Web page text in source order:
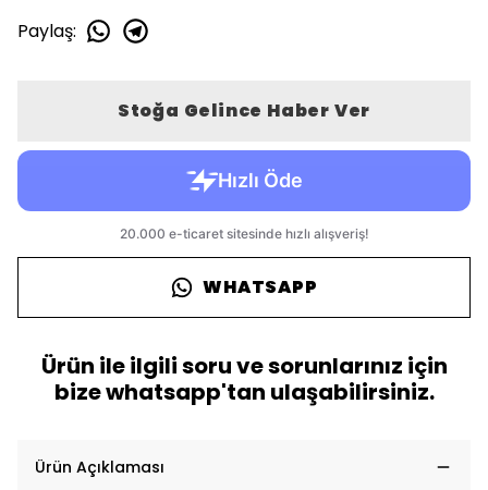
Paylaş:
Stoğa Gelince Haber Ver
WHATSAPP
Ürün ile ilgili soru ve sorunlarınız için
bize whatsapp'tan ulaşabilirsiniz.
Ürün Açıklaması